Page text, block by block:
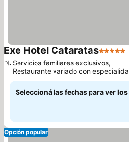
Exe Hotel Cataratas5
Servicios familiares exclusivos,
Restaurante variado con
regionales.
Seleccioná las fechas para ver
Opción popular